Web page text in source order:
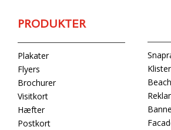
PRODUKTER
Plakater
Flyers
Brochurer
Visitkort
Hæfter
Postkort